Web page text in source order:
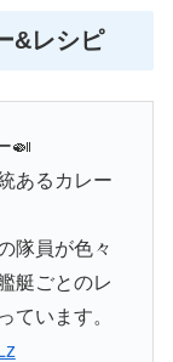
&レシピ
🍛
あるカレー
隊員が色々
艇ごとのレ
ています。